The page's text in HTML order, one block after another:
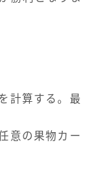
計算する。最
意の果物カー